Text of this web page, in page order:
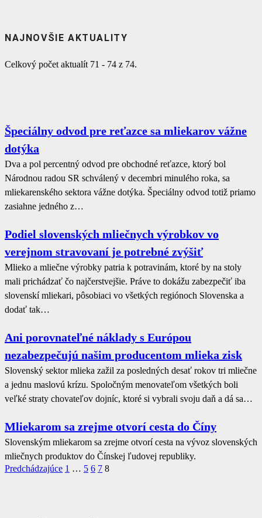
NAJNOVŠIE AKTUALITY
Celkový počet aktualít 71 - 74 z 74.
Špeciálny odvod pre reťazce sa mliekarov vážne
dotýka
Dva a pol percentný odvod pre obchodné reťazce, ktorý bol
Národnou radou SR schválený v decembri minulého roka, sa
mliekarenského sektora vážne dotýka. Špeciálny odvod totiž priamo
zasiahne jedného z…
Podiel slovenských mliečnych výrobkov vo
verejnom stravovaní je potrebné zvýšiť
Mlieko a mliečne výrobky patria k potravinám, ktoré by na stoly
mali prichádzať čo najčerstvejšie. Práve to dokážu zabezpečiť iba
slovenskí mliekari, pôsobiaci vo všetkých regiónoch Slovenska a
dodať tak…
Ani porovnateľné náklady s Európou
nezabezpečujú našim producentom mlieka zisk
Slovenský sektor mlieka zažil za posledných desať rokov tri mliečne
a jednu maslovú krízu. Spoločným menovateľom všetkých boli
veľké straty chovateľov dojníc, ktoré si vybrali svoju daň a dá sa…
Mliekarom sa zrejme otvorí cesta do Číny
Slovenským mliekarom sa zrejme otvorí cesta na vývoz slovenských
mliečnych produktov do Čínskej ľudovej republiky.
Predchádzajúce 1 … 5 6 7 8